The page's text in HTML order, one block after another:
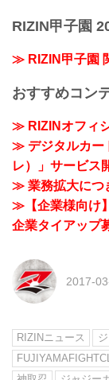
RIZIN甲子園
≫ RIZIN甲子園
おすすめコン
≫ RIZINオフィ
≫ デジタルカー
レ）」サービス
≫ 業務拡大につ
≫【企業様向け
企業タイアップ
2017-
RIZINニュース